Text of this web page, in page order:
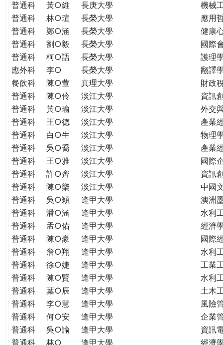
普通科 黃○維 長庚大學
機械
普通科
林○瑄 長榮大學
應用
普通科
鄭○涵 長榮大學
健康
普通科
劉○毅 長榮大學
國際
普通科
柯○語 長榮大學
護理
應外科
李○ 長榮大學
翻譯
餐飲科
陳○萱 真理大學
財政
普通科
陳○伶 淡江大學
資訊
普通科
黃○瑜 淡江大學
外交
普通科
王○德 淡江大學
產業
普通科
白○生 淡江大學
物理
普通科
吳○喬 淡江大學
產業
普通科
王○雅 淡江大學
國際
普通科
許○齊 淡江大學
資訊
普通科
陳○樂 淡江大學
中國
普通科
吳○穎 逢甲大學
澳洲
普通科
潘○涵 逢甲大學
水利
普通科
孟○佑 逢甲大學
經濟
普通科
陳○豪 逢甲大學
國際
普通科
詹○翔 逢甲大學
水利
普通科
徐○婕 逢甲大學
工業
普通科
陳○賢 逢甲大學
水利
普通科
葉○辰 逢甲大學
土木
普通科
李○慧 逢甲大學
風險
普通科
何○安 逢甲大學
企業
普通科
吳○諭 逢甲大學
資訊
普通科
林○ 逢甲大學
經濟